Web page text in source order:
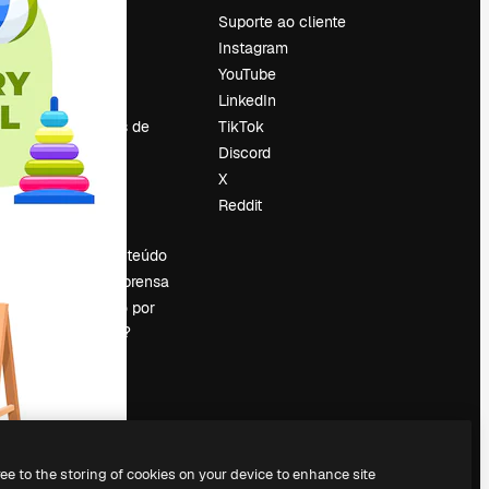
Sobre nós
Emprego
Tendências de
pesquisa
Blog
Eventos
Vender conteúdo
Sala de imprensa
Procurando por
magnific.ai?
Suporte ao cliente
Instagram
YouTube
LinkedIn
TikTok
Discord
X
Reddit
to the storing of cookies on your device to enhance site